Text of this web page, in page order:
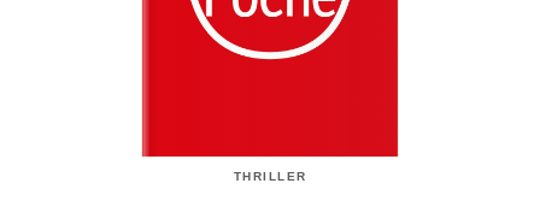
THRILLER